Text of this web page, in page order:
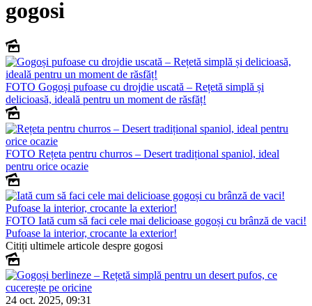
gogosi
FOTO Gogoși pufoase cu drojdie uscată – Rețetă simplă și
delicioasă, ideală pentru un moment de răsfăț!
FOTO Rețeta pentru churros – Desert tradițional spaniol, ideal
pentru orice ocazie
FOTO Iată cum să faci cele mai delicioase gogoși cu brânză de vaci!
Pufoase la interior, crocante la exterior!
Citiți ultimele articole despre gogosi
24 oct. 2025, 09:31